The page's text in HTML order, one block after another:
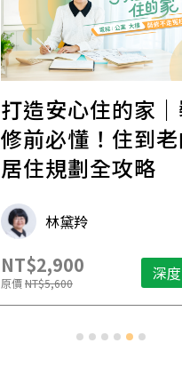
打造安心住的家
修前必懂！住到
居住規劃全攻略
林黛羚
NT$2,900
原價NT$5,600 深